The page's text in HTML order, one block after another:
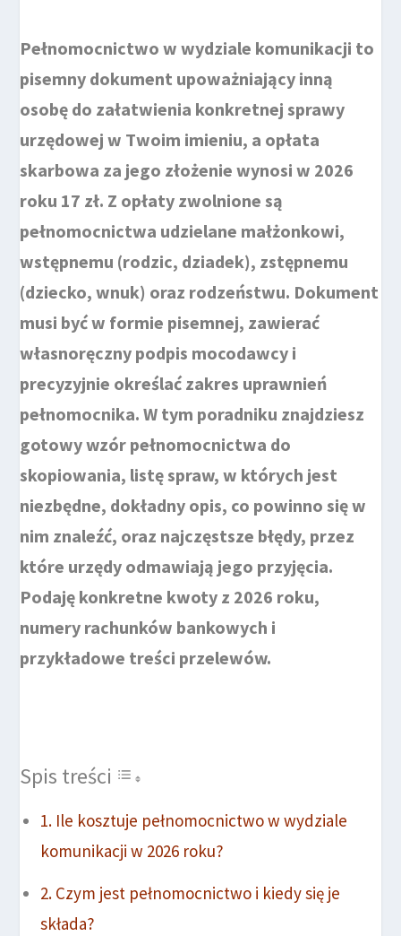
Pełnomocnictwo w wydziale komunikacji to
pisemny dokument upoważniający inną
osobę do załatwienia konkretnej sprawy
urzędowej w Twoim imieniu, a opłata
skarbowa za jego złożenie wynosi w 2026
roku 17 zł. Z opłaty zwolnione są
pełnomocnictwa udzielane małżonkowi,
wstępnemu (rodzic, dziadek), zstępnemu
(dziecko, wnuk) oraz rodzeństwu. Dokument
musi być w formie pisemnej, zawierać
własnoręczny podpis mocodawcy i
precyzyjnie określać zakres uprawnień
pełnomocnika. W tym poradniku znajdziesz
gotowy wzór pełnomocnictwa do
skopiowania, listę spraw, w których jest
niezbędne, dokładny opis, co powinno się w
nim znaleźć, oraz najczęstsze błędy, przez
które urzędy odmawiają jego przyjęcia.
Podaję konkretne kwoty z 2026 roku,
numery rachunków bankowych i
przykładowe treści przelewów.
Spis treści
Ile kosztuje pełnomocnictwo w wydziale
komunikacji w 2026 roku?
Czym jest pełnomocnictwo i kiedy się je
składa?